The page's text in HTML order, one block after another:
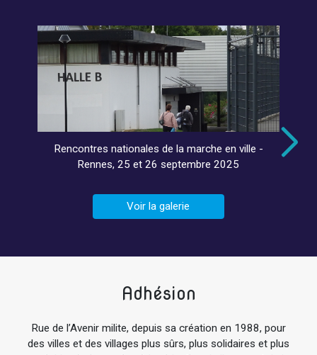
Rencontres nationales de la marche en ville -
Rennes, 25 et 26 septembre 2025
Voir la galerie
Adhésion
Rue de l’Avenir milite, depuis sa création en 1988, pour
des villes et des villages plus sûrs, plus solidaires et plus